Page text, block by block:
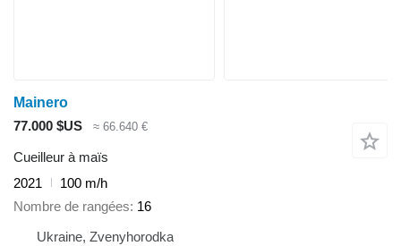
Mainero
77.000 $US
≈ 66.640 €
Cueilleur à maïs
2021
100 m/h
Nombre de rangées 16
Ukraine, Zvenyhorodka